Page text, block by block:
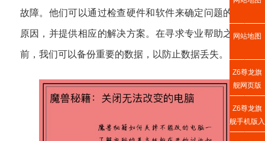
故障。他们可以通过检查硬件和软件来确定问题的
原因，并提供相应的解决方案。在寻求专业帮助之
前，我们可以备份重要的数据，以防止数据丢失。
网站地图
Z6尊龙旗
舰网页版
Z6尊龙旗
舰手机版入
口